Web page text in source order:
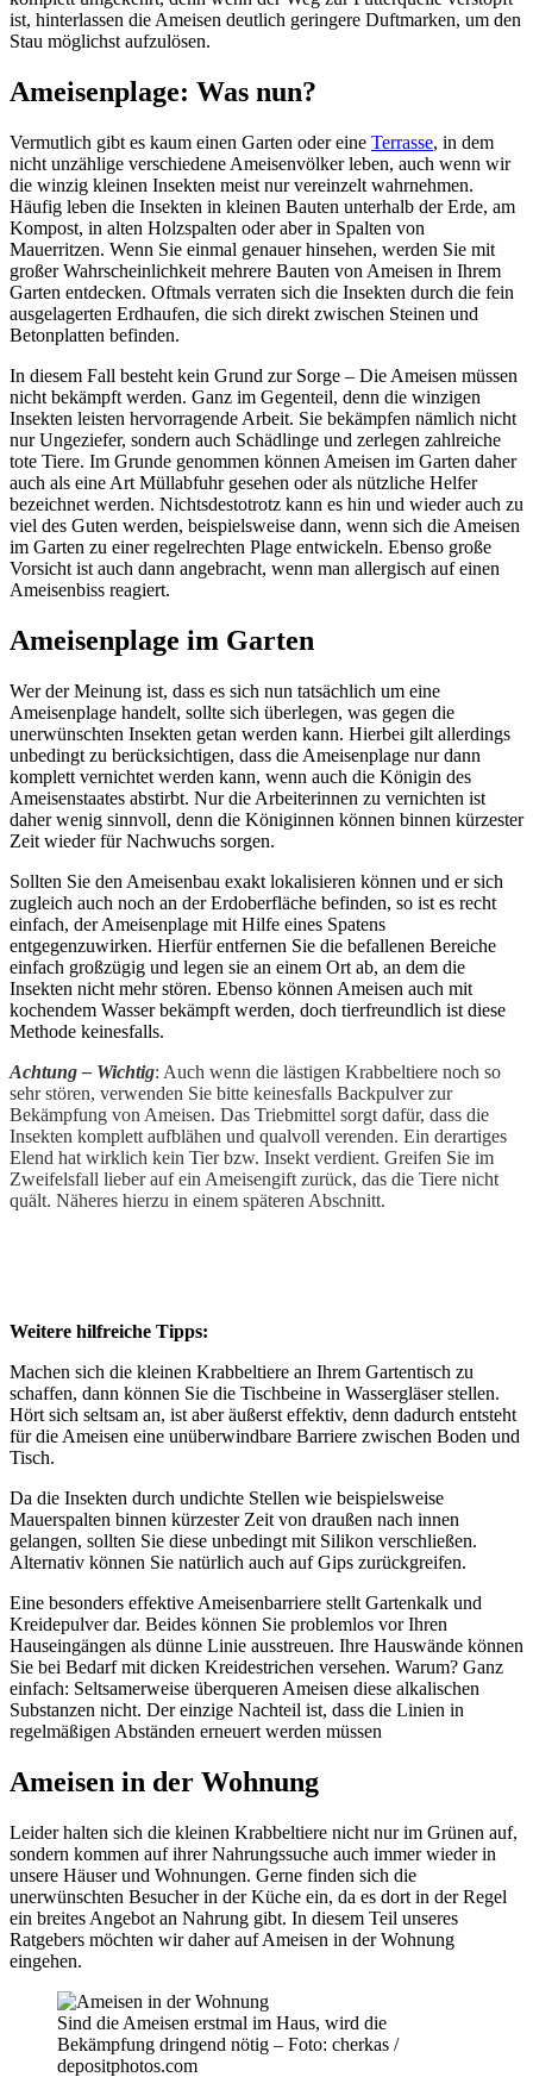
ist, hinterlassen die Ameisen deutlich geringere Duftmarken, um den
Stau möglichst aufzulösen.
Ameisenplage: Was nun?
Vermutlich gibt es kaum einen Garten oder eine Terrasse, in dem
nicht unzählige verschiedene Ameisenvölker leben, auch wenn wir
die winzig kleinen Insekten meist nur vereinzelt wahrnehmen.
Häufig leben die Insekten in kleinen Bauten unterhalb der Erde, am
Kompost, in alten Holzspalten oder aber in Spalten von
Mauerritzen. Wenn Sie einmal genauer hinsehen, werden Sie mit
großer Wahrscheinlichkeit mehrere Bauten von Ameisen in Ihrem
Garten entdecken. Oftmals verraten sich die Insekten durch die fein
ausgelagerten Erdhaufen, die sich direkt zwischen Steinen und
Betonplatten befinden.
In diesem Fall besteht kein Grund zur Sorge – Die Ameisen müssen
nicht bekämpft werden. Ganz im Gegenteil, denn die winzigen
Insekten leisten hervorragende Arbeit. Sie bekämpfen nämlich nicht
nur Ungeziefer, sondern auch Schädlinge und zerlegen zahlreiche
tote Tiere. Im Grunde genommen können Ameisen im Garten daher
auch als eine Art Müllabfuhr gesehen oder als nützliche Helfer
bezeichnet werden. Nichtsdestotrotz kann es hin und wieder auch zu
viel des Guten werden, beispielsweise dann, wenn sich die Ameisen
im Garten zu einer regelrechten Plage entwickeln. Ebenso große
Vorsicht ist auch dann angebracht, wenn man allergisch auf einen
Ameisenbiss reagiert.
Ameisenplage im Garten
Wer der Meinung ist, dass es sich nun tatsächlich um eine
Ameisenplage handelt, sollte sich überlegen, was gegen die
unerwünschten Insekten getan werden kann. Hierbei gilt allerdings
unbedingt zu berücksichtigen, dass die Ameisenplage nur dann
komplett vernichtet werden kann, wenn auch die Königin des
Ameisenstaates abstirbt. Nur die Arbeiterinnen zu vernichten ist
daher wenig sinnvoll, denn die Königinnen können binnen kürzester
Zeit wieder für Nachwuchs sorgen.
Sollten Sie den Ameisenbau exakt lokalisieren können und er sich
zugleich auch noch an der Erdoberfläche befinden, so ist es recht
einfach, der Ameisenplage mit Hilfe eines Spatens
entgegenzuwirken. Hierfür entfernen Sie die befallenen Bereiche
einfach großzügig und legen sie an einem Ort ab, an dem die
Insekten nicht mehr stören. Ebenso können Ameisen auch mit
kochendem Wasser bekämpft werden, doch tierfreundlich ist diese
Methode keinesfalls.
Achtung – Wichtig: Auch wenn die lästigen Krabbeltiere noch so
sehr stören, verwenden Sie bitte keinesfalls Backpulver zur
Bekämpfung von Ameisen. Das Triebmittel sorgt dafür, dass die
Insekten komplett aufblähen und qualvoll verenden. Ein derartiges
Elend hat wirklich kein Tier bzw. Insekt verdient. Greifen Sie im
Zweifelsfall lieber auf ein Ameisengift zurück, das die Tiere nicht
quält. Näheres hierzu in einem späteren Abschnitt.
Weitere hilfreiche Tipps:
Machen sich die kleinen Krabbeltiere an Ihrem Gartentisch zu
schaffen, dann können Sie die Tischbeine in Wassergläser stellen.
Hört sich seltsam an, ist aber äußerst effektiv, denn dadurch entsteht
für die Ameisen eine unüberwindbare Barriere zwischen Boden und
Tisch.
Da die Insekten durch undichte Stellen wie beispielsweise
Mauerspalten binnen kürzester Zeit von draußen nach innen
gelangen, sollten Sie diese unbedingt mit Silikon verschließen.
Alternativ können Sie natürlich auch auf Gips zurückgreifen.
Eine besonders effektive Ameisenbarriere stellt Gartenkalk und
Kreidepulver dar. Beides können Sie problemlos vor Ihren
Hauseingängen als dünne Linie ausstreuen. Ihre Hauswände können
Sie bei Bedarf mit dicken Kreidestrichen versehen. Warum? Ganz
einfach: Seltsamerweise überqueren Ameisen diese alkalischen
Substanzen nicht. Der einzige Nachteil ist, dass die Linien in
regelmäßigen Abständen erneuert werden müssen
Ameisen in der Wohnung
Leider halten sich die kleinen Krabbeltiere nicht nur im Grünen auf,
sondern kommen auf ihrer Nahrungssuche auch immer wieder in
unsere Häuser und Wohnungen. Gerne finden sich die
unerwünschten Besucher in der Küche ein, da es dort in der Regel
ein breites Angebot an Nahrung gibt. In diesem Teil unseres
Ratgebers möchten wir daher auf Ameisen in der Wohnung
eingehen.
Sind die Ameisen erstmal im Haus, wird die
Bekämpfung dringend nötig – Foto: cherkas /
depositphotos.com